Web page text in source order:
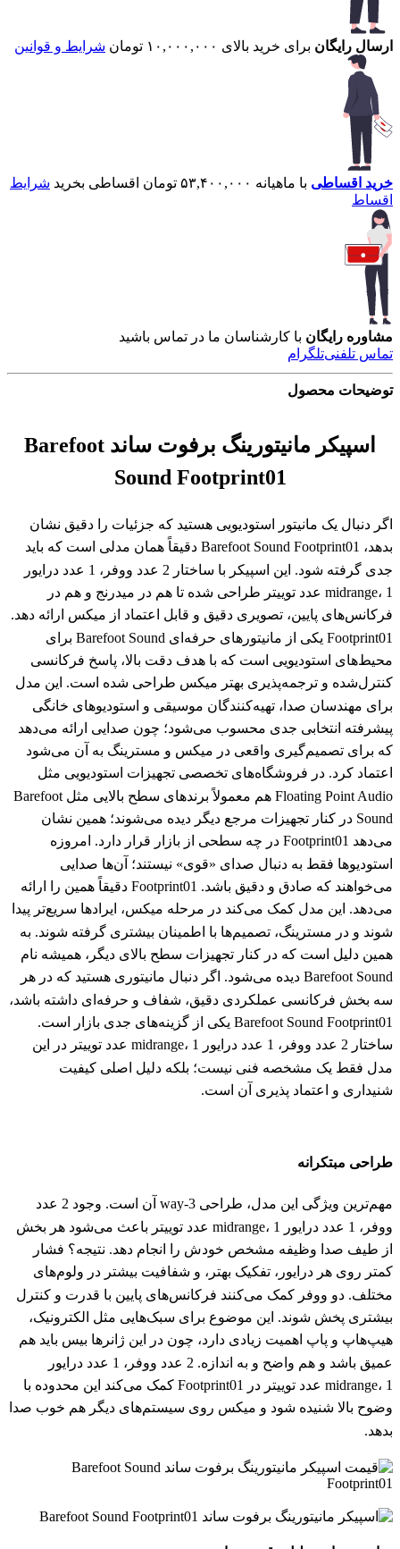
ارسال رایگان برای خرید بالای ۱۰,۰۰۰,۰۰۰ تومان شرایط و قوانین
خرید اقساطی با ماهیانه ۵۳,۴۰۰,۰۰۰ تومان اقساطی بخرید
شرایط
اقساط
مشاوره رایگان با کارشناسان ما در تماس باشید
تماس تلفنیتلگرام
توضیحات محصول
اسپیکر مانیتورینگ برفوت ساند Barefoot
Sound Footprint01
اگر دنبال یک مانیتور استودیویی هستید که جزئیات را دقیق نشان
بدهد، Barefoot Sound Footprint01 دقیقاً همان مدلی است که باید
جدی گرفته شود. این اسپیکر با ساختار 2 عدد ووفر، 1 عدد درایور
midrange، 1 عدد توییتر طراحی شده تا هم در میدرنج و هم در
فرکانس‌های پایین، تصویری دقیق و قابل اعتماد از میکس ارائه دهد.
Footprint01 یکی از مانیتورهای حرفه‌ای Barefoot Sound برای
محیط‌های استودیویی است که با هدف دقت بالا، پاسخ فرکانسی
کنترل‌شده و ترجمه‌پذیری بهتر میکس طراحی شده است. این مدل
برای مهندسان صدا، تهیه‌کنندگان موسیقی و استودیوهای خانگی
پیشرفته انتخابی جدی محسوب می‌شود؛ چون صدایی ارائه می‌دهد
که برای تصمیم‌گیری واقعی در میکس و مسترینگ به آن می‌شود
اعتماد کرد. در فروشگاه‌های تخصصی تجهیزات استودیویی مثل
Floating Point Audio هم معمولاً برندهای سطح بالایی مثل Barefoot
Sound در کنار تجهیزات مرجع دیگر دیده می‌شوند؛ همین نشان
می‌دهد Footprint01 در چه سطحی از بازار قرار دارد. امروزه
استودیوها فقط به دنبال صدای «قوی» نیستند؛ آن‌ها صدایی
می‌خواهند که صادق و دقیق باشد. Footprint01 دقیقاً همین را ارائه
می‌دهد. این مدل کمک می‌کند در مرحله میکس، ایرادها سریع‌تر پیدا
شوند و در مسترینگ، تصمیم‌ها با اطمینان بیشتری گرفته شوند. به
همین دلیل است که در کنار تجهیزات سطح بالای دیگر، همیشه نام
Barefoot Sound دیده می‌شود. اگر دنبال مانیتوری هستید که در هر
سه بخش فرکانسی عملکردی دقیق، شفاف و حرفه‌ای داشته باشد،
Barefoot Sound Footprint01 یکی از گزینه‌های جدی بازار است.
ساختار 2 عدد ووفر، 1 عدد درایور midrange، 1 عدد توییتر در این
مدل فقط یک مشخصه فنی نیست؛ بلکه دلیل اصلی کیفیت
شنیداری و اعتماد پذیری آن است.
طراحی مبتکرانه
مهم‌ترین ویژگی این مدل، طراحی 3-way آن است. وجود 2 عدد
ووفر، 1 عدد درایور midrange، 1 عدد توییتر باعث می‌شود هر بخش
از طیف صدا وظیفه مشخص خودش را انجام دهد. نتیجه؟ فشار
کمتر روی هر درایور، تفکیک بهتر، و شفافیت بیشتر در ولوم‌های
مختلف. دو ووفر کمک می‌کنند فرکانس‌های پایین با قدرت و کنترل
بیشتری پخش شوند. این موضوع برای سبک‌هایی مثل الکترونیک،
هیپ‌هاپ و پاپ اهمیت زیادی دارد، چون در این ژانرها بیس باید هم
عمیق باشد و هم واضح و به اندازه. 2 عدد ووفر، 1 عدد درایور
midrange، 1 عدد توییتر در Footprint01 کمک می‌کند این محدوده با
وضوح بالا شنیده شود و میکس روی سیستم‌های دیگر هم خوب صدا
بدهد.